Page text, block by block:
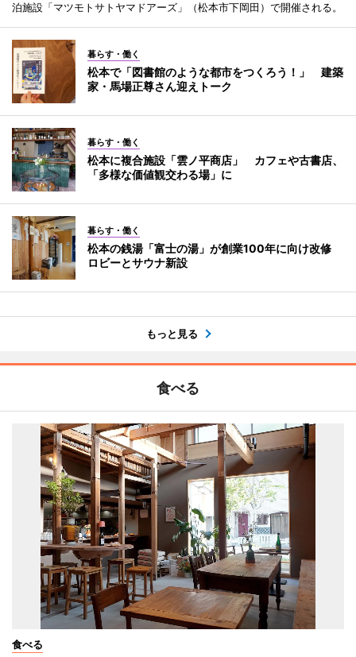
泊施設「マツモトサトヤマドアーズ」（松本市下岡田）で開催される。
暮らす・働く
松本で「図書館のような都市をつくろう！」 建築
家・馬場正尊さん迎えトーク
暮らす・働く
松本に複合施設「雲ノ平商店」 カフェや古書店、
「多様な価値観交わる場」に
暮らす・働く
松本の銭湯「富士の湯」が創業100年に向け改修
ロビーとサウナ新設
もっと見る
食べる
食べる